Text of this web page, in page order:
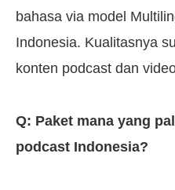
bahasa via model
Indonesia. Kualitasnya
konten podcast dan
Q: Paket mana yang
podcast Indonesia?